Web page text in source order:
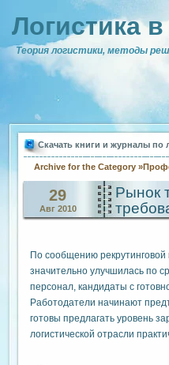
Логистика
Теория логистики, методы
Скачать книги и журналы по
Archive for the Category
29
Авг 2010
Рынок
По сообщению рекрутинговой
значительно улучшилась по
персонал, кандидаты с
Работодатели начинают
готовы предлагать уровень
логистической отрасли